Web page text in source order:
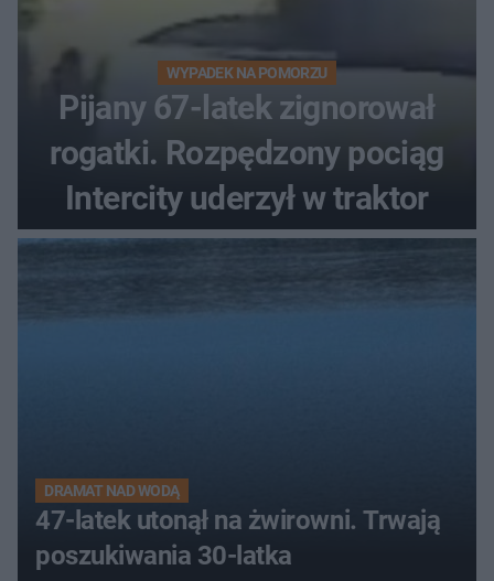
WYPADEK NA POMORZU
Pijany 67-latek zignorował
rogatki. Rozpędzony pociąg
Intercity uderzył w traktor
DRAMAT NAD WODĄ
47-latek utonął na żwirowni. Trwają
poszukiwania 30-latka